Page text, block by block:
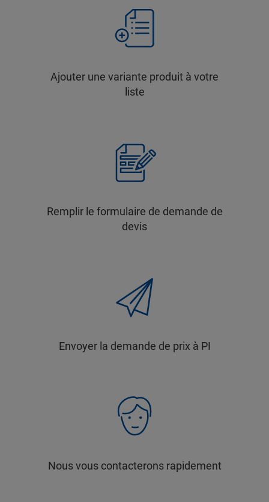
Ajouter une variante produit à votre
liste
Remplir le formulaire de demande de
devis
Envoyer la demande de prix à PI
Nous vous contacterons rapidement